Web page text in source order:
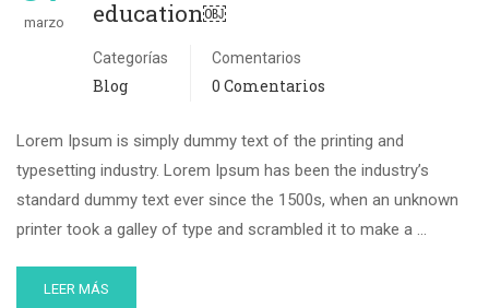
marzo
education￼
Categorías
Blog
Comentarios
0 Comentarios
Lorem Ipsum is simply dummy text of the printing and
typesetting industry. Lorem Ipsum has been the industry’s
standard dummy text ever since the 1500s, when an unknown
printer took a galley of type and scrambled it to make a …
LEER MÁS